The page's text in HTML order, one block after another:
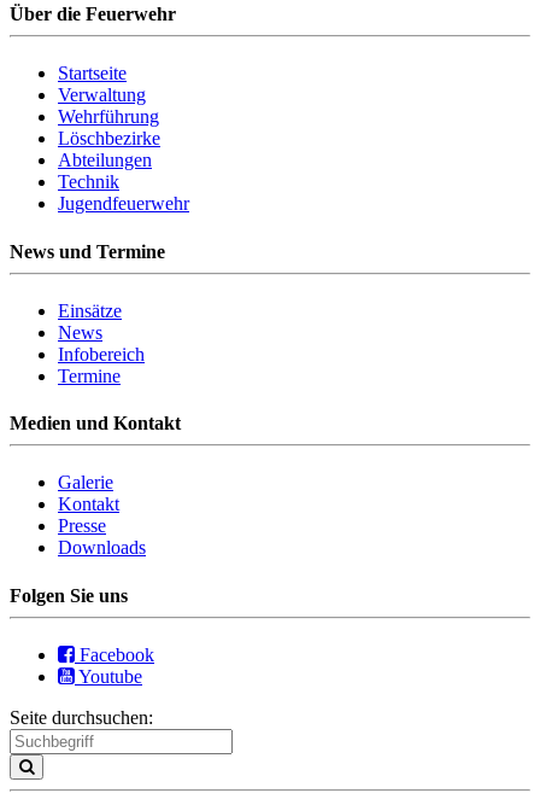
Über die Feuerwehr
Startseite
Verwaltung
Wehrführung
Löschbezirke
Abteilungen
Technik
Jugendfeuerwehr
News und Termine
Einsätze
News
Infobereich
Termine
Medien und Kontakt
Galerie
Kontakt
Presse
Downloads
Folgen Sie uns
Facebook
Youtube
Seite durchsuchen: